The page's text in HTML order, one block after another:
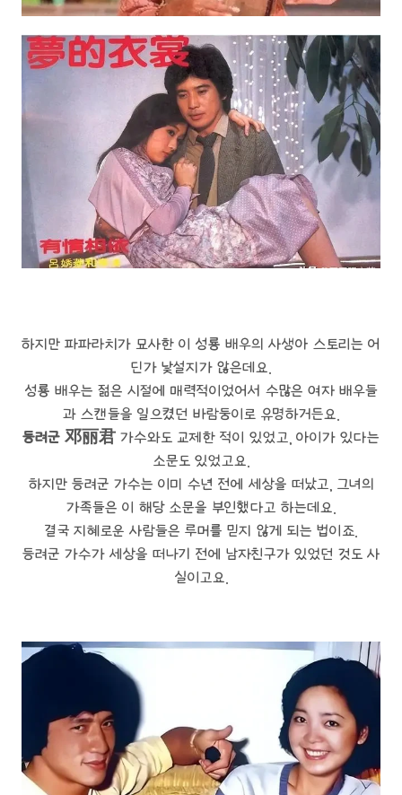
하지만 파파라치가 묘사한 이 성룡 배우의 사생아 스토리는 어
딘가 낯설지가 않은데요.
성룡 배우는 젊은 시절에 매력적이었어서 수많은 여자 배우들
과 스캔들을 일으켰던 바람둥이로 유명하거든요.
등려군 邓丽君 가수와도 교제한 적이 있었고, 아이가 있다는
소문도 있었고요.
하지만 등려군 가수는 이미 수년 전에 세상을 떠났고, 그녀의
가족들은 이 해당 소문을 부인했다고 하는데요.
결국 지혜로운 사람들은 루머를 믿지 않게 되는 법이죠.
등려군 가수가 세상을 떠나기 전에 남자친구가 있었던 것도 사
실이고요.